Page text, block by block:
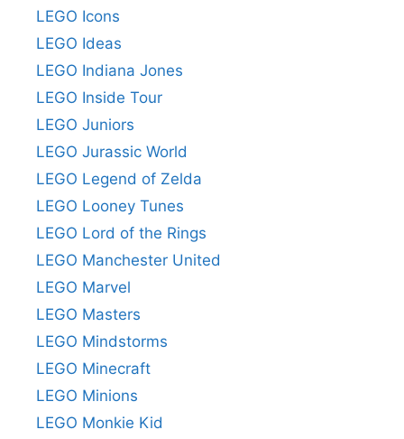
LEGO Icons
LEGO Ideas
LEGO Indiana Jones
LEGO Inside Tour
LEGO Juniors
LEGO Jurassic World
LEGO Legend of Zelda
LEGO Looney Tunes
LEGO Lord of the Rings
LEGO Manchester United
LEGO Marvel
LEGO Masters
LEGO Mindstorms
LEGO Minecraft
LEGO Minions
LEGO Monkie Kid